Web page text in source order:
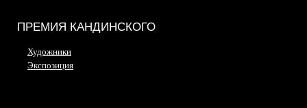
ПРЕМИЯ КАНДИНСКОГО
Художники
Экспозиция